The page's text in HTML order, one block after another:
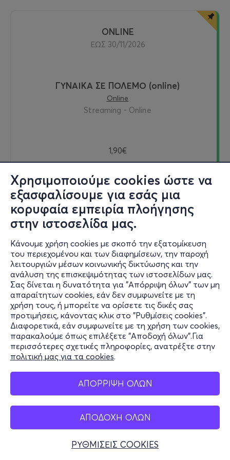
Χρησιμοποιούμε cookies ώστε να
εξασφαλίσουμε για εσάς μια
κορυφαία εμπειρία πλοήγησης
στην ιστοσελίδα μας.
Κάνουμε χρήση cookies με σκοπό την εξατομίκευση
του περιεχομένου και των διαφημίσεων, την παροχή
λειτουργιών μέσων κοινωνικής δικτύωσης και την
ανάλυση της επισκεψιμότητας των ιστοσελίδων μας.
Σας δίνεται η δυνατότητα για "Απόρριψη όλων" των μη
απαραίτητων cookies, εάν δεν συμφωνείτε με τη
χρήση τους, ή μπορείτε να ορίσετε τις δικές σας
προτιμήσεις, κάνοντας κλικ στο "Ρυθμίσεις cookies".
Διαφορετικά, εάν συμφωνείτε με τη χρήση των cookies,
παρακαλούμε όπως επιλέξετε "Αποδοχή όλων".Για
περισσότερες σχετικές πληροφορίες, ανατρέξτε στην
πολιτική μας για τα cookies.
ΑΠΟΡΡΙΨΗ ΟΛΩΝ
ΑΠΟΔΟΧΗ ΟΛΩΝ
ΡΥΘΜΙΣΕΙΣ COOKIES
ONLINE
ΕΩΣ 30/11/2026
ΓΥΝΑΙΚΑ ΣΕ ΠΟΛΕΜΟ (online)
Online
Streaming - Online
1,90€
Δείτε online
Εισιτήρια